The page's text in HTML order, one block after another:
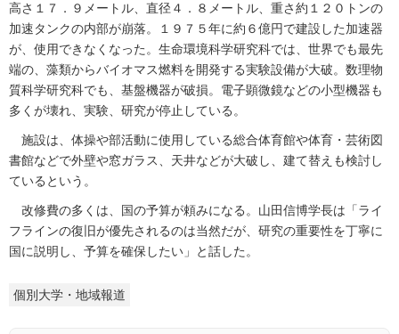
高さ１７．９メートル、直径４．８メートル、重さ約１２０トンの
加速タンクの内部が崩落。１９７５年に約６億円で建設した加速器
が、使用できなくなった。生命環境科学研究科では、世界でも最先
端の、藻類からバイオマス燃料を開発する実験設備が大破。数理物
質科学研究科でも、基盤機器が破損。電子顕微鏡などの小型機器も
多くが壊れ、実験、研究が停止している。
施設は、体操や部活動に使用している総合体育館や体育・芸術図
書館などで外壁や窓ガラス、天井などが大破し、建て替えも検討し
ているという。
改修費の多くは、国の予算が頼みになる。山田信博学長は「ライ
フラインの復旧が優先されるのは当然だが、研究の重要性を丁寧に
国に説明し、予算を確保したい」と話した。
個別大学・地域報道